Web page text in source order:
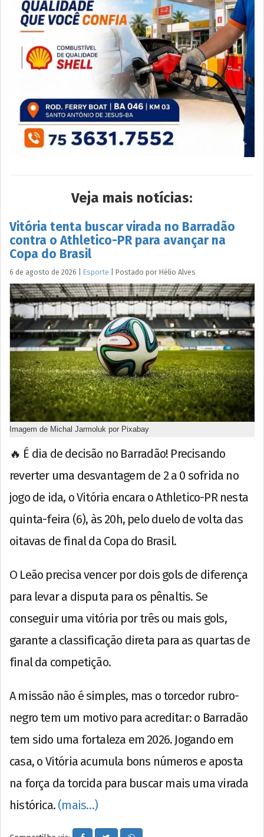
Veja mais notícias:
Vitória tenta buscar virada no Barradão
contra o Athletico-PR para avançar na
Copa do Brasil
6 de agosto de 2026 Esporte Postado por Hélio Alves
Imagem de Michal Jarmoluk por Pixabay
🔥 É dia de decisão no Barradão! Precisando
reverter uma desvantagem de 2 a 0 sofrida no
jogo de ida, o Vitória encara o Athletico-PR nesta
quinta-feira (6), às 20h, pelo duelo de volta das
oitavas de final da Copa do Brasil.
O Leão precisa vencer por dois gols de diferença
para levar a disputa para os pênaltis. Se
conseguir uma vitória por três ou mais gols,
garante a classificação direta para as quartas de
final da competição.
A missão não é simples, mas o torcedor rubro-
negro tem um motivo para acreditar: o Barradão
tem sido uma fortaleza em 2026. Jogando em
casa, o Vitória acumula bons números e aposta
na força da torcida para buscar mais uma virada
histórica. (mais…)